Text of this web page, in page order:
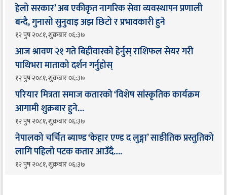
हेलो सरकार’ अब एकीकृत नागरिक सेवा व्यवस्थापन प्रणाली
बन्दै, गुनासो सुनुवाइ अझ छिटो र प्रभावकारी हुने
१२ पुष २०८१, शुक्रबार ०६:३७
आज श्रावण २१ गते बिहीवारको हेर्नुस् राशिफल सेयर गरी
पाथिभरा माताको दर्शन गर्नुहोस्
१२ पुष २०८१, शुक्रबार ०६:३७
परियार मित्रता समाज कतारको ‘विशेष सांस्कृतिक कार्यक्रम
आगामी शुक्रबार हुने…
१२ पुष २०८१, शुक्रबार ०६:३७
नेपालको चर्चित ब्याण्ड ‘केहार एण्ड द लुङ्गा’ साङीतिक प्रस्तुतिको
लागि पहिलो पटक कतार आउँदै…. ​
१२ पुष २०८१, शुक्रबार ०६:३७